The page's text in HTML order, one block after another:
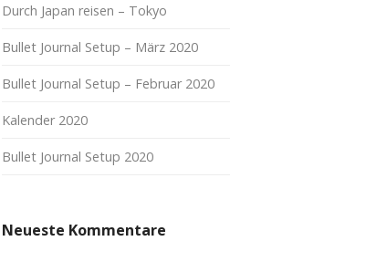
Durch Japan reisen – Tokyo
Bullet Journal Setup – März 2020
Bullet Journal Setup – Februar 2020
Kalender 2020
Bullet Journal Setup 2020
Neueste Kommentare